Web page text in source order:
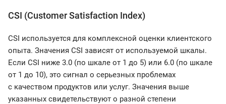
CSI (Customer Satisfaction Index)
CSI используется для комплексной оценки клиентского
опыта. Значения CSI зависят от используемой шкалы.
Если CSI ниже 3.0 (по шкале от 1 до 5) или 6.0 (по шкале
от 1 до 10), это сигнал о серьезных проблемах
с качеством продуктов или услуг. Значения выше
указанных свидетельствуют о разной степени